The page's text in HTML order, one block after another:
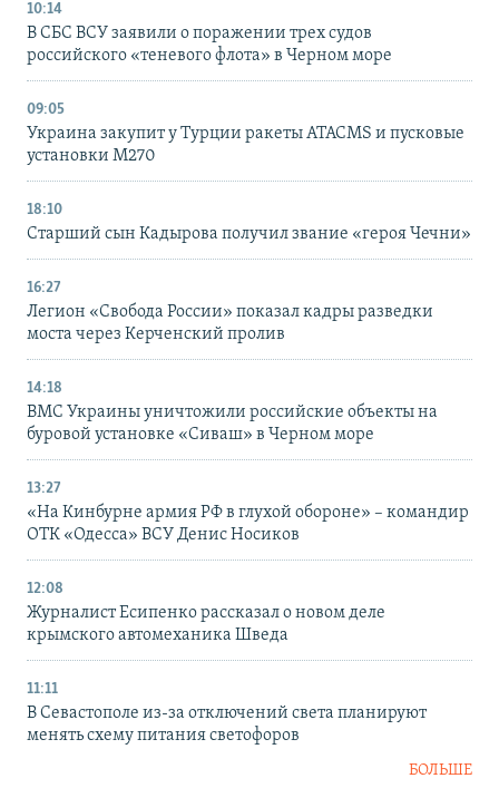
10:14
В СБС ВСУ заявили о поражении трех судов
российского «теневого флота» в Черном море
09:05
Украина закупит у Турции ракеты ATACMS и пусковые
установки M270
18:10
Старший сын Кадырова получил звание «героя Чечни»
16:27
Легион «Свобода России» показал кадры разведки
моста через Керченский пролив
14:18
ВМС Украины уничтожили российские объекты на
буровой установке «Сиваш» в Черном море
13:27
«На Кинбурне армия РФ в глухой обороне» – командир
ОТК «Одесса» ВСУ Денис Носиков
12:08
Журналист Есипенко рассказал о новом деле
крымского автомеханика Шведа
11:11
В Севастополе из-за отключений света планируют
менять схему питания светофоров
БОЛЬШЕ